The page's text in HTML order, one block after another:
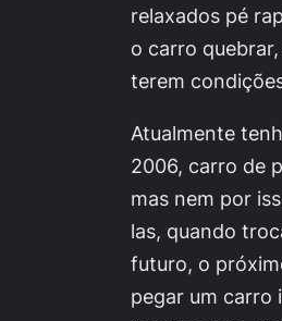
relaxados pé
o carro
terem
Atualmente
2006, carro de
mas nem por
las, quando
futuro, o
pegar um carro